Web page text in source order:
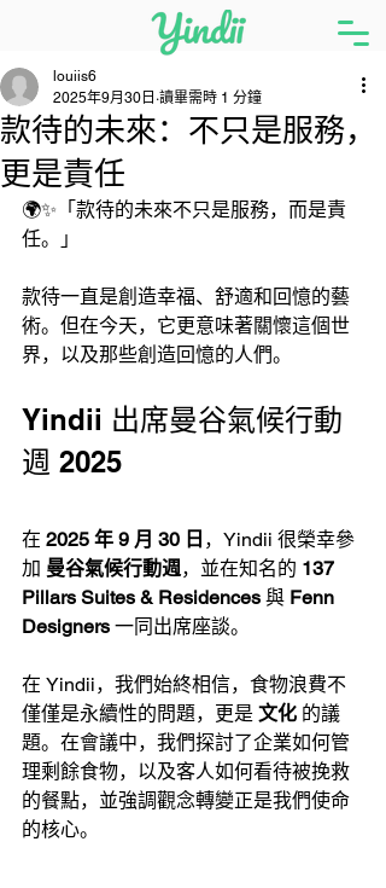
款待的未來：不只是服務，
更是責任
louiis6
2025年9月30日 讀畢需時 1 分鐘
🌍✨「款待的未來不只是服務，而是責
任。」
款待一直是創造幸福、舒適和回憶的藝
術。但在今天，它更意味著關懷這個世
界，以及那些創造回憶的人們。
Yindii 出席曼谷氣候行動
週 2025
在 2025 年 9 月 30 日 ，Yindii 很榮幸參
加 曼谷氣候行動週，並在知名的 137
Pillars Suites & Residences 與 Fenn
Designers 一同出席座談。
在 Yindii，我們始終相信，食物浪費不
僅僅是永續性的問題，更是 文化 的議
題。在會議中，我們探討了企業如何管
理剩餘食物，以及客人如何看待被挽救
的餐點，並強調觀念轉變正是我們使命
的核心。